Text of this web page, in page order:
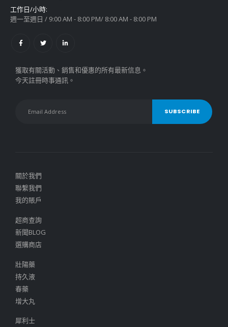
工作日/小時:
週一至週日 / 9:00 AM - 8:00 PM/ 8:00 AM - 8:00 PM
獲取有關活動、銷售和優惠的所有最新信息。
今天註冊時事通訊。
關於我們
聯繫我們
我的賬戶
超商查詢
新聞BLOG
選購商店
壯陽藥
持久液
春藥
增大丸
犀利士